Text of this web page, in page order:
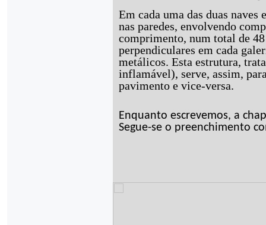
Em cada uma das duas
nas paredes, envolvendo
comprimento, num total de
perpendiculares em cada
metálicos. Esta estrutura,
inflamável), serve, assim,
pavimento e vice-versa.
Enquanto escrevemos, a
Segue-se o preenchimento